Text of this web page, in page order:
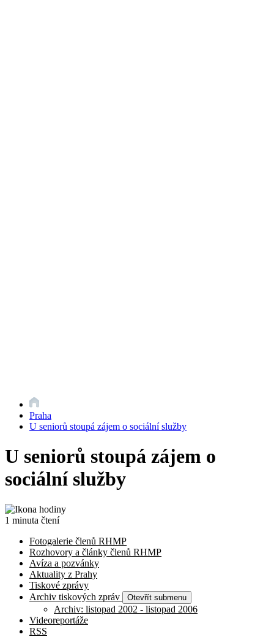
Praha
U seniorů stoupá zájem o sociální služby
U seniorů stoupá zájem o
sociální služby
1 minuta čtení
Fotogalerie členů RHMP
Rozhovory a články členů RHMP
Avíza a pozvánky
Aktuality z Prahy
Tiskové zprávy
Archiv tiskových zpráv
Otevřít submenu
Archiv: listopad 2002 - listopad 2006
Videoreportáže
RSS